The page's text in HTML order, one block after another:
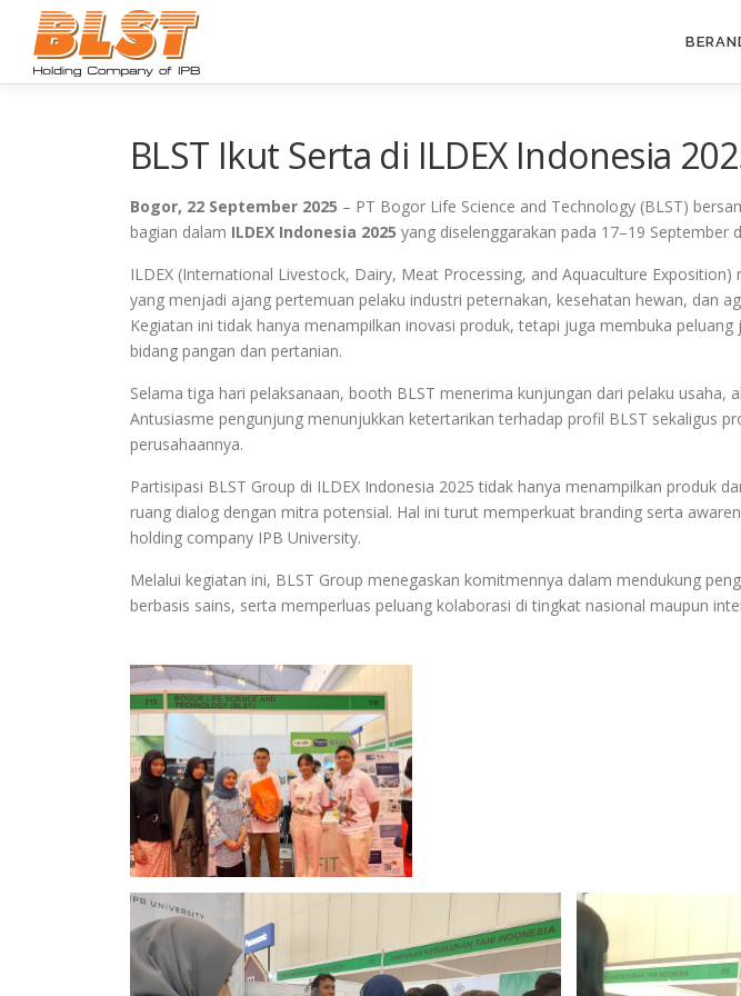
Lompat
konten
BLST Ikut Serta di ILDEX Indonesia
Bogor, 22 September 2025 – PT Bogor Life Science and Technology (BLST)
bagian dalam ILDEX Indonesia 2025 yang diselenggarakan pada 17–19 September
ILDEX (International Livestock, Dairy, Meat Processing, and Aquaculture
yang menjadi ajang pertemuan pelaku industri peternakan, kesehatan hewan, dan
Kegiatan ini tidak hanya menampilkan inovasi produk, tetapi juga membuka
bidang pangan dan pertanian.
Selama tiga hari pelaksanaan, booth BLST menerima kunjungan dari pelaku usaha,
Antusiasme pengunjung menunjukkan ketertarikan terhadap profil BLST sekaligus
perusahaannya.
Partisipasi BLST Group di ILDEX Indonesia 2025 tidak hanya menampilkan produk
ruang dialog dengan mitra potensial. Hal ini turut memperkuat branding serta
holding company IPB University.
Melalui kegiatan ini, BLST Group menegaskan komitmennya dalam mendukung
berbasis sains, serta memperluas peluang kolaborasi di tingkat nasional maupun